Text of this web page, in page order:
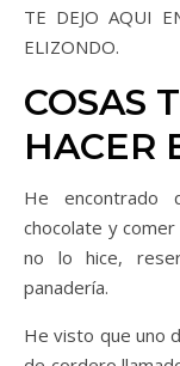
TE DEJO AQUI
ELIZONDO.
COSAS
HACER
He encontrado
chocolate y
no lo hice,
panadería.
He visto que uno